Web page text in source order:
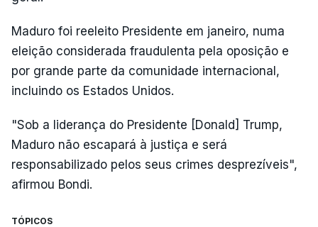
Maduro foi reeleito Presidente em janeiro, numa
eleição considerada fraudulenta pela oposição e
por grande parte da comunidade internacional,
incluindo os Estados Unidos.
"Sob a liderança do Presidente [Donald] Trump,
Maduro não escapará à justiça e será
responsabilizado pelos seus crimes desprezíveis",
afirmou Bondi.
TÓPICOS